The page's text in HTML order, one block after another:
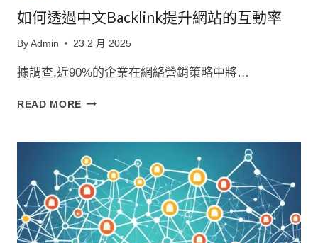
如何透過中文Backlink提升網站的互動率
By Admin 23 2 月 2025
據調查,近90%的企業在網絡營銷策略中將…
READ MORE 如
過
中
文
BACKLINK
提
升
網